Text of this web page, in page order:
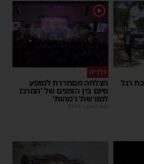
רגל
1
גלריה
הצלחה מסחררת למופע
סיום בין הזמנים של 'המרכז
למורשת' ו'מהות'
משה קאהן 09:34